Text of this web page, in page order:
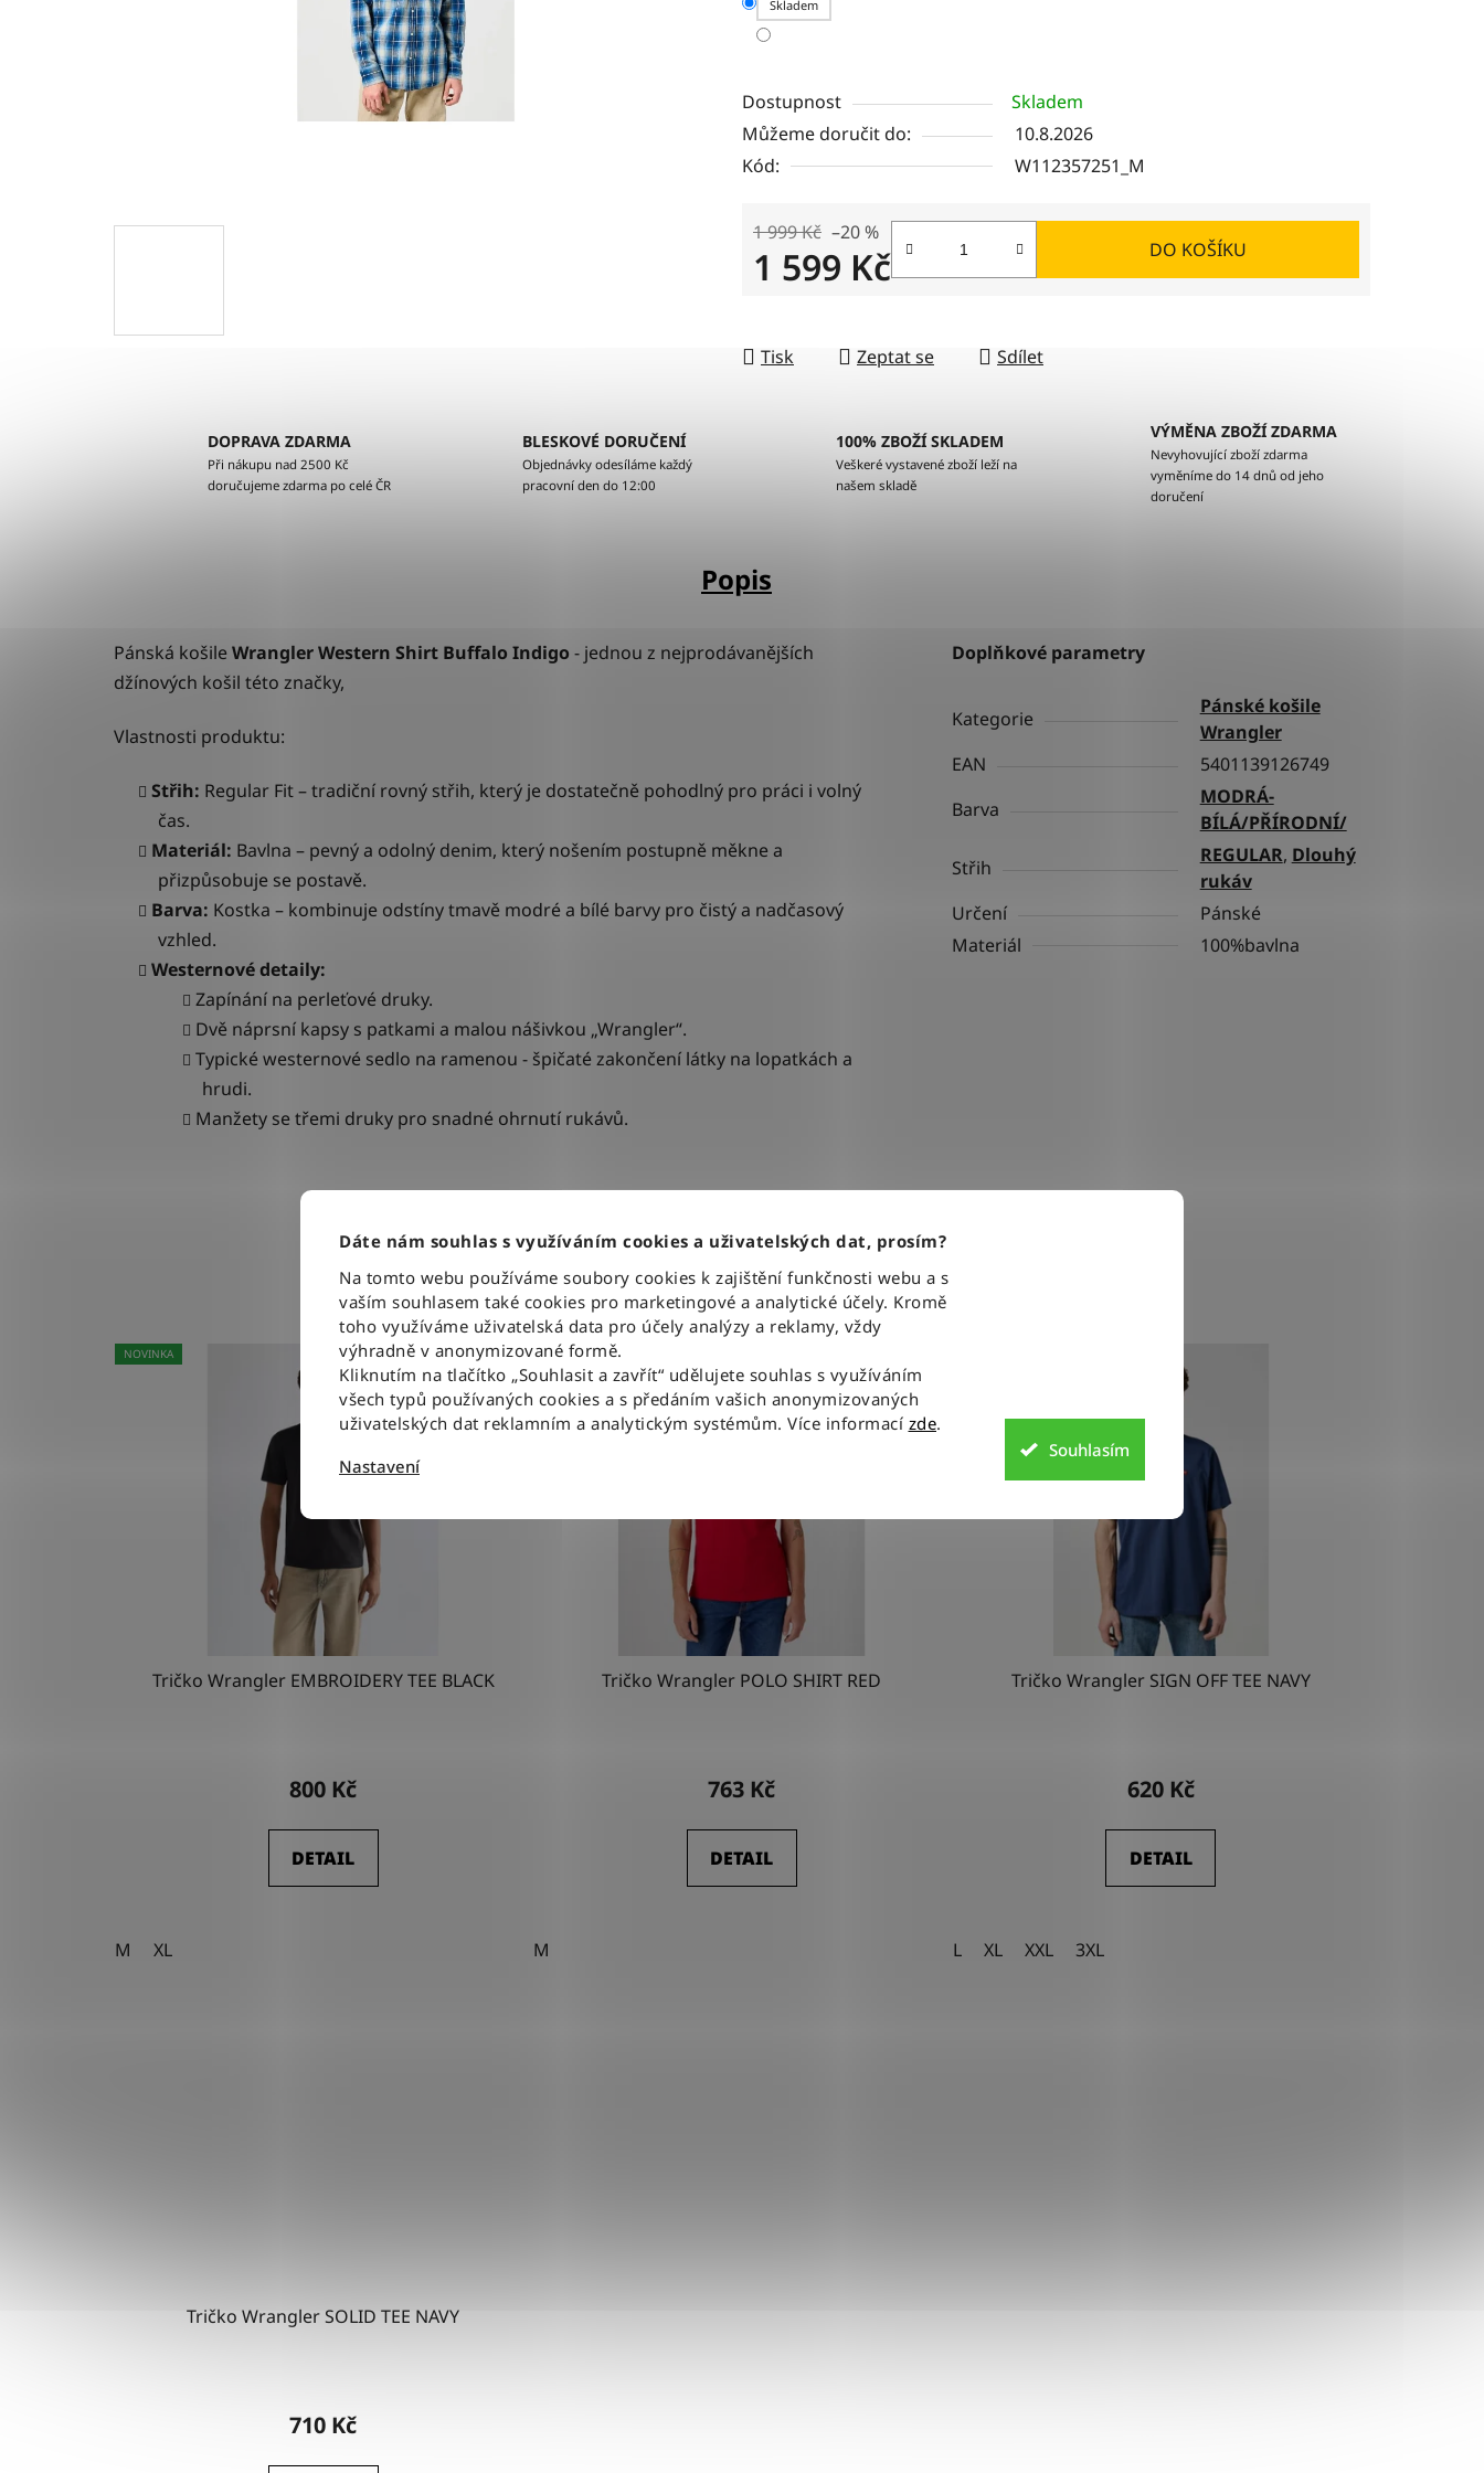
Dáte nám souhlas s využíváním cookies a uživatelských dat, prosím?
Na tomto webu používáme soubory cookies k zajištění funkčnosti webu a s
vaším souhlasem také cookies pro marketingové a analytické účely. Kromě
toho využíváme uživatelská data pro účely analýzy a reklamy, vždy
výhradně v anonymizované formě.
Kliknutím na tlačítko „Souhlasit a zavřít“ udělujete souhlas s využíváním
všech typů používaných cookies a s předáním vašich anonymizovaných
uživatelských dat reklamním a analytickým systémům. Více informací zde.
Nastavení
Souhlasím
Skladem
Dostupnost
Skladem
Můžeme doručit do:
10.8.2026
Kód:
W112357251_M
1 999 Kč –20 %
1 599 Kč DO KOŠÍKU
Tisk Zeptat se Sdílet
DOPRAVA ZDARMA
Při nákupu nad 2500 Kč
doručujeme zdarma po celé ČR
BLESKOVÉ DORUČENÍ
Objednávky odesíláme každý
pracovní den do 12:00
100% ZBOŽÍ SKLADEM
Veškeré vystavené zboží leží na
našem skladě
VÝMĚNA ZBOŽÍ ZDARMA
Nevyhovující zboží zdarma
vyměníme do 14 dnů od jeho
doručení
Popis
Pánská košileWrangler Western Shirt Buffalo Indigo - jednou z nejprodávanějších
džínových košil této značky,
Vlastnosti produktu:
Střih: Regular Fit – tradiční rovný střih, který je dostatečně pohodlný pro práci i volný
čas.
Materiál: Bavlna – pevný a odolný denim, který nošením postupně měkne a
přizpůsobuje se postavě.
Barva: Kostka – kombinuje odstíny tmavě modré a bílé barvy pro čistý a nadčasový
vzhled.
Westernové detaily:
Zapínání na perleťové druky.
Dvě náprsní kapsy s patkami a malou nášivkou „Wrangler“.
Typické westernové sedlo na ramenou - špičaté zakončení látky na lopatkách a
hrudi.
Manžety se třemi druky pro snadné ohrnutí rukávů.
Doplňkové parametry
Kategorie
Pánské košile
Wrangler
EAN
5401139126749
Barva
MODRÁ-
BÍLÁ/PŘÍRODNÍ/
Střih
REGULAR, Dlouhý
rukáv
Určení
Pánské
Materiál
100%bavlna
Podobné produkty
NOVINKA
Tričko Wrangler EMBROIDERY TEE BLACK
800 Kč
DETAIL
M XL
Tričko Wrangler POLO SHIRT RED
763 Kč
DETAIL
M
Tričko Wrangler SIGN OFF TEE NAVY
620 Kč
DETAIL
L XL XXL 3XL
Tričko Wrangler SOLID TEE NAVY
710 Kč